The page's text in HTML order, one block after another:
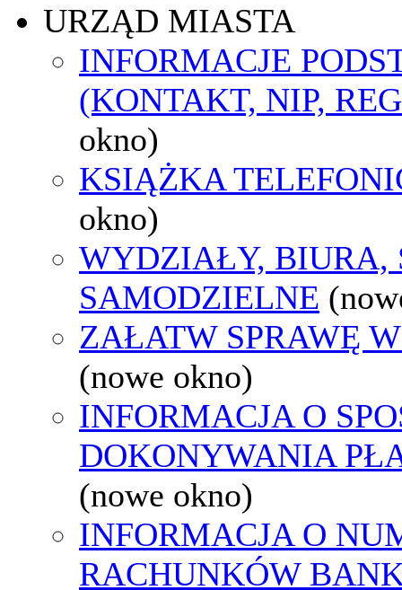
URZĄD MIASTA
INFORMACJE
(KONTAKT, NIP,
okno)
KSIĄŻKA
okno)
WYDZIAŁY, BIURA,
SAMODZIELNE
ZAŁATW SPRAWĘ
(nowe okno)
INFORMACJA O
DOKONYWANIA
(nowe okno)
INFORMACJA O
RACHUNKÓW